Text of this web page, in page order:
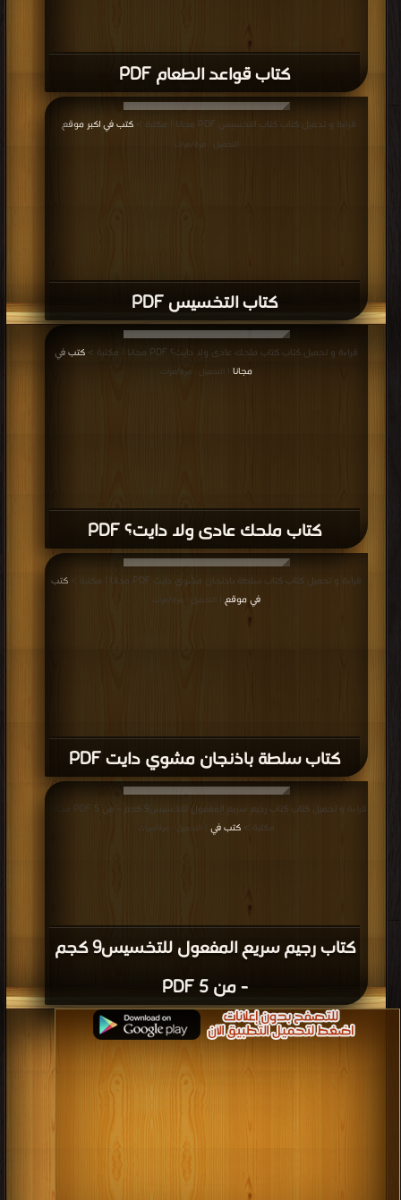
كتاب قواعد الطعام PDF
كتاب التخسيس PDF
قراءة و تحميل كتاب كتاب التخسيس PDF مجانا | مكتبة > كتب في اكبر موقع
التحميل : مرة/مرات
كتاب ملحك عادى ولا دايت؟ PDF
قراءة و تحميل كتاب كتاب ملحك عادى ولا دايت؟ PDF مجانا | مكتبة >
كتب في
مجانا | التحميل : مرة/مرات
كتاب سلطة باذنجان مشوي دايت PDF
قراءة و تحميل كتاب كتاب سلطة باذنجان مشوي دايت PDF مجانا | مكتبة >
كتب
في موقع
| التحميل : مرة/مرات
كتاب رجيم سريع المفعول للتخسيس9 كجم
- من 5 PDF
قراءة و تحميل كتاب كتاب رجيم سريع المفعول للتخسيس9 كجم - من 5 PDF مجانا |
مكتبة > كتب في | التحميل : مرة/مرات